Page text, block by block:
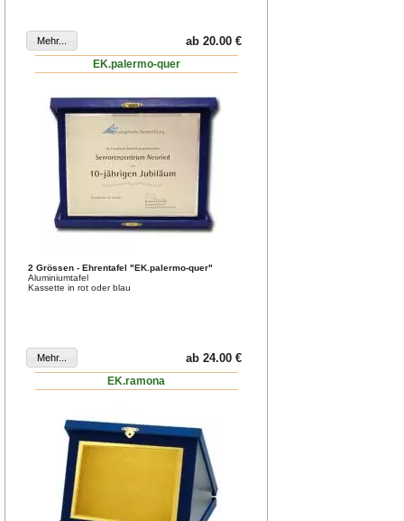
ab 20.00 €
EK.palermo-quer
2 Grössen - Ehrentafel "EK.palermo-quer"
Aluminiumtafel
Kassette in rot oder blau
ab 24.00 €
EK.ramona